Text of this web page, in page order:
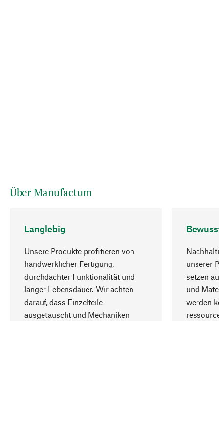
Über Manufactum
Langlebig
Unsere Produkte profitieren von
handwerklicher Fertigung,
durchdachter Funktionalität und
langer Lebensdauer. Wir achten
darauf, dass Einzelteile
ausgetauscht und Mechaniken
unserer
setzen
und
werden